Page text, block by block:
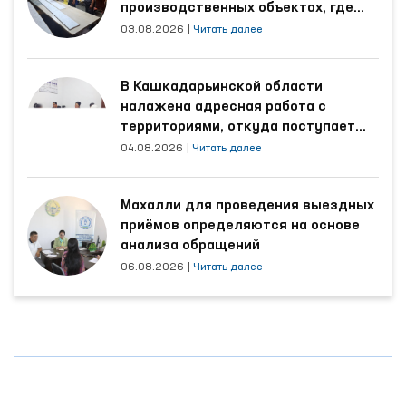
производственных объектах, где
трудятся осуждённые
03.08.2026 Читать далее
В Кашкадарьинской области
налажена адресная работа с
территориями, откуда поступает
наибольшее количество обращений
04.08.2026 Читать далее
Махалли для проведения выездных
приёмов определяются на основе
анализа обращений
06.08.2026 Читать далее